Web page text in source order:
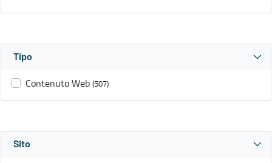
Tipo
Contenuto Web (507)
Sito